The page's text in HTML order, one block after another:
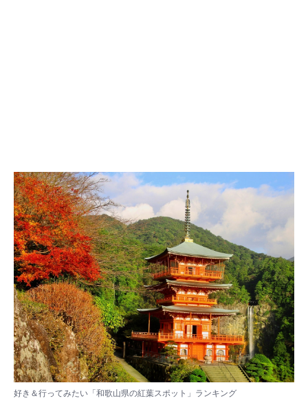
好き＆行ってみたい「和歌山県の紅葉スポット」ランキング